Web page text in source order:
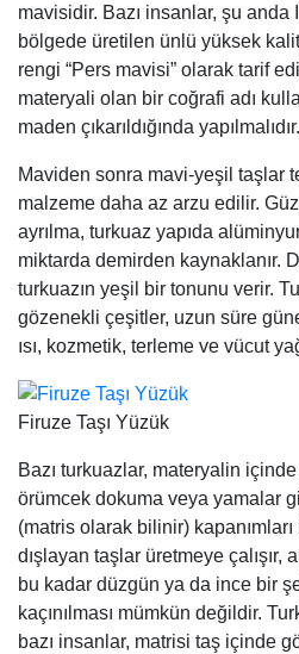
mavisidir. Bazı insanlar, şu anda
bölgede üretilen ünlü yüksek
rengi “Pers mavisi” olarak tarif
materyali olan bir coğrafi adı
maden çıkarıldığında yapılmalıdır.
Maviden sonra mavi-yeşil taşlar
malzeme daha az arzu edilir.
ayrılma, turkuaz yapıda
miktarda demirden kaynaklanır.
turkuazın yeşil bir tonunu verir.
gözenekli çeşitler, uzun süre
ısı, kozmetik, terleme ve vücut
Firuze Taşı Yüzük
Bazı turkuazlar, materyalin
örümcek dokuma veya yamalar
(matris olarak bilinir)
dışlayan taşlar üretmeye çalışır,
bu kadar düzgün ya da ince bir
kaçınılması mümkün değildir.
bazı insanlar, matrisi taş içinde